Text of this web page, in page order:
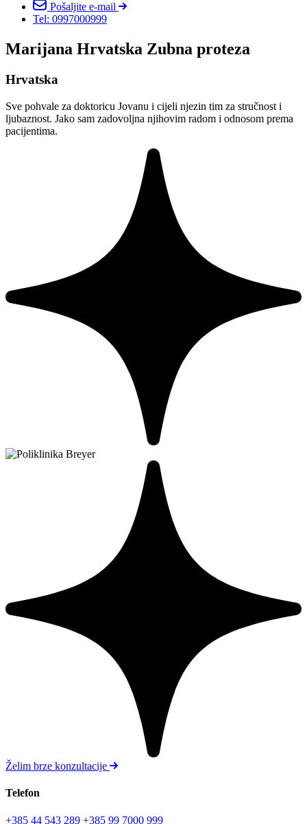
Pošaljite e-mail
Tel: 0997000999
Marijana Hrvatska Zubna proteza
Hrvatska
Sve pohvale za doktoricu Jovanu i cijeli njezin tim za stručnost i
ljubaznost. Jako sam zadovoljna njihovim radom i odnosom prema
pacijentima.
Želim brze konzultacije
Telefon
+385 44 543 289 +385 99 7000 999